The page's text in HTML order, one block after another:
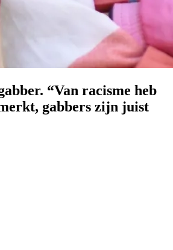
“Van racisme heb
gabbers zijn juist